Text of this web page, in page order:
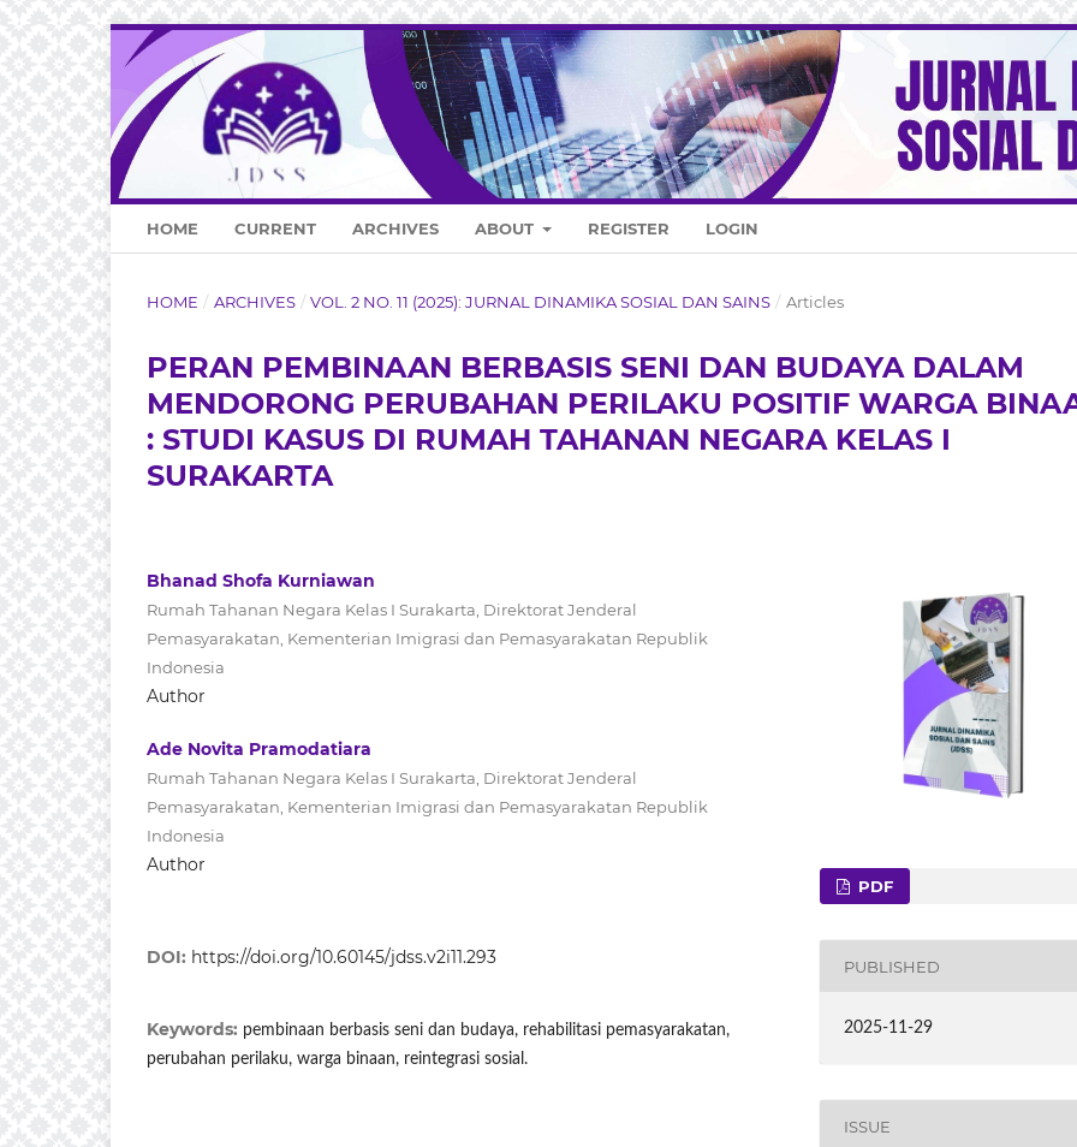
HOME CURRENT ARCHIVES ABOUT REGISTER LOGIN
HOME / ARCHIVES / VOL. 2 NO. 11 (2025): JURNAL DINAMIKA SOSIAL DAN SAINS / Articles
PERAN PEMBINAAN BERBASIS SENI DAN BUDAYA DALAM
MENDORONG PERUBAHAN PERILAKU POSITIF WARGA
: STUDI KASUS DI RUMAH TAHANAN NEGARA KELAS I
SURAKARTA
Bhanad Shofa Kurniawan
Rumah Tahanan Negara Kelas I Surakarta, Direktorat Jenderal
Pemasyarakatan, Kementerian Imigrasi dan Pemasyarakatan Republik
Indonesia
Author
Ade Novita Pramodatiara
Rumah Tahanan Negara Kelas I Surakarta, Direktorat Jenderal
Pemasyarakatan, Kementerian Imigrasi dan Pemasyarakatan Republik
Indonesia
Author
DOI: https://doi.org/10.60145/jdss.v2i11.293
Keywords: pembinaan berbasis seni dan budaya, rehabilitasi pemasyarakatan,
perubahan perilaku, warga binaan, reintegrasi sosial.
PDF
PUBLISHED
2025-11-29
ISSUE